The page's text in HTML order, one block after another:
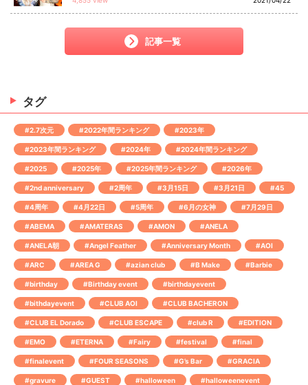
記事一覧
タグ
#2.7次元 #2022年間ランキング #2023年
#2023年間ランキング #2024年 #2024年間ランキング
#2025 #2025年 #2025年間ランキング #2026年
#2nd anniversary #2周年 #3月15日 #3月21日 #45
#4周年 #4月22日 #5周年 #6月の女神 #7月29日
#ABEMA #AMATERAS #AMON #ANELA
#ANELA朝 #Angel Feather #Anniversary Month #AOI
#ARC #AREA G #azian club #B Make #Barbie
#birthday #Birthday event #birthdayevent
#bithdayevent #CLUB AOI #CLUB BACHERON
#CLUB EL Dorado #CLUB ESCAPE #club R #EDITION
#EMO #ETERNA #Fairy #festival #final
#finalevent #FOUR SEASONS #G’s Bar #GRACIA
#gravure #GUEST #halloween #halloweenevent